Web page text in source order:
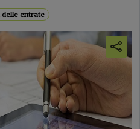
delle entrate